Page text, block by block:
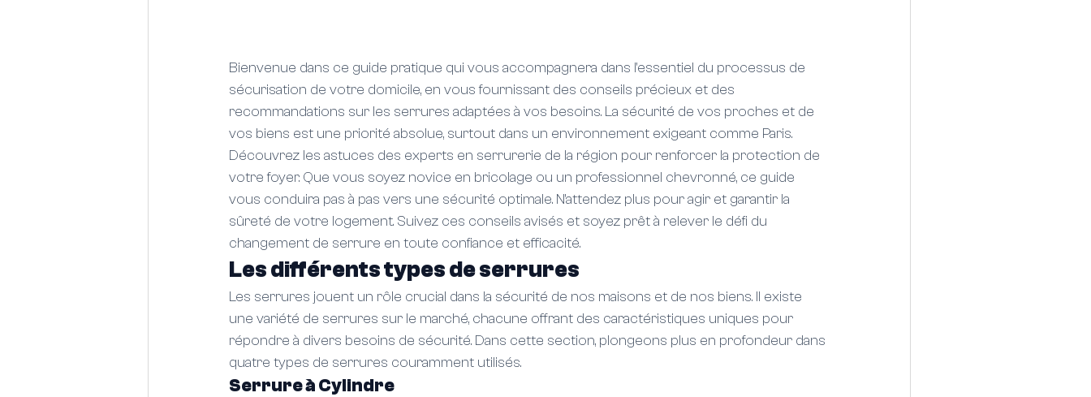
Bienvenue dans ce guide pratique qui vous accompagnera dans l'essentiel du processus de
sécurisation de votre domicile, en vous fournissant des conseils précieux et des
recommandations sur les serrures adaptées à vos besoins. La sécurité de vos proches et de
vos biens est une priorité absolue, surtout dans un environnement exigeant comme Paris.
Découvrez les astuces des experts en serrurerie de la région pour renforcer la protection de
votre foyer. Que vous soyez novice en bricolage ou un professionnel chevronné, ce guide
vous conduira pas à pas vers une sécurité optimale. N'attendez plus pour agir et garantir la
sûreté de votre logement. Suivez ces conseils avisés et soyez prêt à relever le défi du
changement de serrure en toute confiance et efficacité.
Les différents types de serrures
Les serrures jouent un rôle crucial dans la sécurité de nos maisons et de nos biens. Il existe
une variété de serrures sur le marché, chacune offrant des caractéristiques uniques pour
répondre à divers besoins de sécurité. Dans cette section, plongeons plus en profondeur dans
quatre types de serrures couramment utilisés.
Serrure à Cylindre